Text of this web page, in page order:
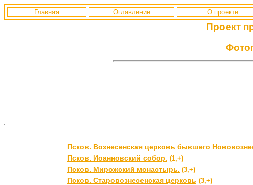
Главная Оглавление О проекте
Проект
Псков. Вознесенская церковь бывшего
Псков. Иоанновский собор. (1,+)
Псков. Мирожский монастырь. (3,+)
Псков. Старовознесенская церковь (3,+)